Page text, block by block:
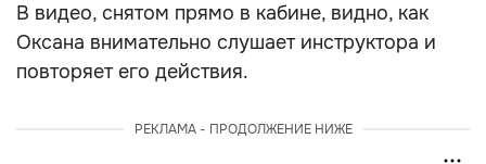
В видео, снятом прямо в кабине, видно, как
Оксана внимательно слушает инструктора и
повторяет его действия.
РЕКЛАМА - ПРОДОЛЖЕНИЕ НИЖЕ